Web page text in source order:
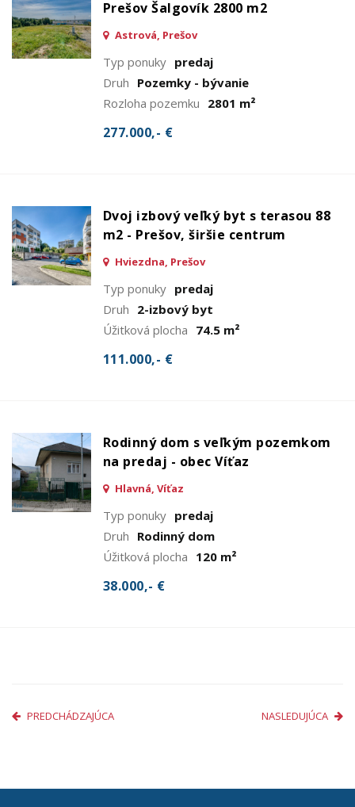
Prešov Šalgovík 2800 m2
Astrová, Prešov
Typ ponuky predaj
Druh Pozemky - bývanie
Rozloha pozemku 2801 m²
277.000,- €
Dvoj izbový veľký byt s terasou 88
m2 - Prešov, širšie centrum
Hviezdna, Prešov
Typ ponuky predaj
Druh 2-izbový byt
Úžitková plocha 74.5 m²
111.000,- €
Rodinný dom s veľkým pozemkom
na predaj - obec Víťaz
Hlavná, Víťaz
Typ ponuky predaj
Druh Rodinný dom
Úžitková plocha 120 m²
38.000,- €
PREDCHÁDZAJÚCA NASLEDUJÚCA